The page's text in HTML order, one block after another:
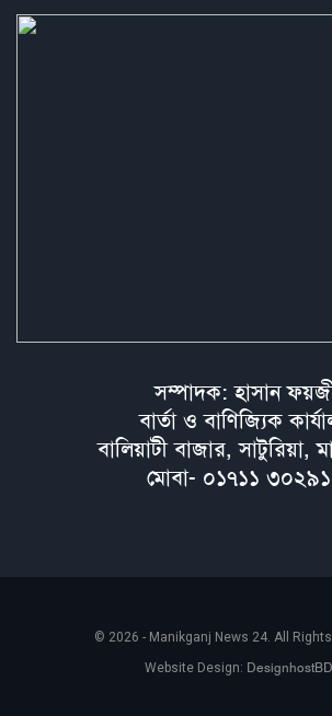
সম্পাদক: হাসান
বার্তা ও বাণিজ্যিক
বালিয়াটী বাজার, সাটুরিয়া,
মোবা- ০১৭১১
© 2026 - Manikganj News 24. All Rights
Website Design: